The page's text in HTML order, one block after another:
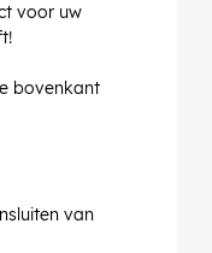
voor uw
bovenkant
van